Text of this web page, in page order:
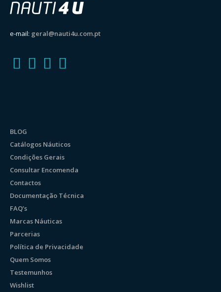
e-mail: geral@nauti4u.com.pt
BLOG
Catálogos Náuticos
Condições Gerais
Consultar Encomenda
Contactos
Documentação Técnica
FAQ’s
Marcas Náuticas
Parcerias
Política de Privacidade
Quem Somos
Testemunhos
Wishlist